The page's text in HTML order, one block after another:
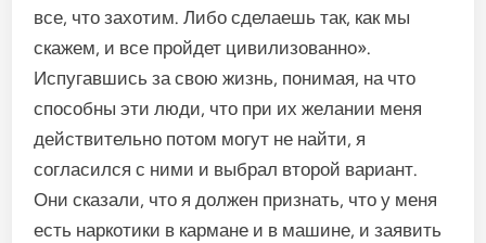
все, что захотим. Либо сделаешь так, как мы
скажем, и все пройдет цивилизованно».
Испугавшись за свою жизнь, понимая, на что
спо­собны эти люди, что при их же­лании меня
действительно по­том могут не найти, я
согласился с ними и выбрал второй вариант.
Они сказали, что я должен при­знать, что у меня
есть наркотики в кармане и в машине, и заявить